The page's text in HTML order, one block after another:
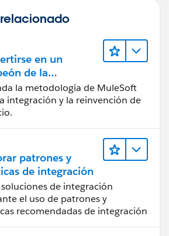
+ "0032z000007vef7AAA",
ac07-7be2-c50c290e7b83",
05T14:00:52Z"
Request error but once I remove
it is sending as Single message
written
en-
send-message-batch
if anyone have idea how to setup
topics.
en un
de la
la metodología de MuleSoft
integración y la reinvención de
patrones y
de integración
de integración
el uso de patrones y
recomendadas de integración